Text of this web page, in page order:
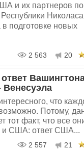
и их партнеров
Николаса
подготовке новых
2 563 20
что
Потому,
тот факт, что все
и США: ответ США...
2 557 21